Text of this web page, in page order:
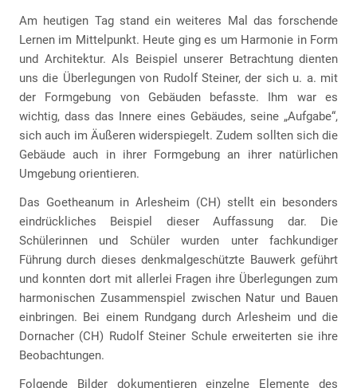
Am heutigen Tag stand ein weiteres Mal das forschende
Lernen im Mittelpunkt. Heute ging es um Harmonie in Form
und Architektur. Als Beispiel unserer Betrachtung dienten
uns die Überlegungen von Rudolf Steiner, der sich u. a. mit
der Formgebung von Gebäuden befasste. Ihm war es
wichtig, dass das Innere eines Gebäudes, seine „Aufgabe“,
sich auch im Äußeren widerspiegelt. Zudem sollten sich die
Gebäude auch in ihrer Formgebung an ihrer natürlichen
Umgebung orientieren.
Das Goetheanum in Arlesheim (CH) stellt ein besonders
eindrückliches Beispiel dieser Auffassung dar. Die
Schülerinnen und Schüler wurden unter fachkundiger
Führung durch dieses denkmalgeschützte Bauwerk geführt
und konnten dort mit allerlei Fragen ihre Überlegungen zum
harmonischen Zusammenspiel zwischen Natur und Bauen
einbringen. Bei einem Rundgang durch Arlesheim und die
Dornacher (CH) Rudolf Steiner Schule erweiterten sie ihre
Beobachtungen.
Folgende Bilder dokumentieren einzelne Elemente des